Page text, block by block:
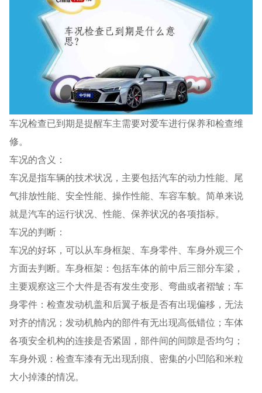
车况检查已到期是提醒车主需要对爱车进行保养和检查维
修。
车况的含义：
车况是指车辆的技术状况，主要包括汽车的动力性能、尾
气排放性能、安全性能、操作性能、车容车貌。简单来说
就是汽车的运行状况、性能、保养状况的各项指标。
车况的判断：
车况的好坏，可以从车身框架、车身零件、车身外观三个
方面去判断。车身框架：包括车体的前中后三部分车梁，
主要观察这三个大件是否有发生变形、弯曲或者褶皱；车
身零件：检查发动机盖和后翼子板是否有出现偏移，无法
对齐的情况；发动机舱内的部件有无出现高低错位；车体
各项安全机构的连接是否紧固，部件间的间隙是否均匀；
车身外观：检查车漆有无出现刮痕、密集的小凹陷和米粒
大小掉漆的情况。